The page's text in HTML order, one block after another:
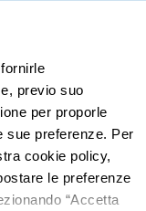
previo suo
per proporle
sue preferenze. Per
cookie policy,
le preferenze
“Accetta
marketing
manager